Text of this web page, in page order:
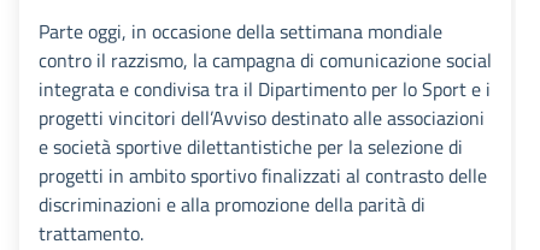
Parte oggi, in occasione della settimana mondiale
contro il razzismo, la campagna di comunicazione social
integrata e condivisa tra il Dipartimento per lo Sport e i
progetti vincitori dell’Avviso destinato alle associazioni
e società sportive dilettantistiche per la selezione di
progetti in ambito sportivo finalizzati al contrasto delle
discriminazioni e alla promozione della parità di
trattamento.